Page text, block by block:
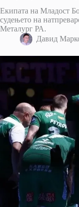
Екипата на Младост
судењето на
Металург РА.
Давид